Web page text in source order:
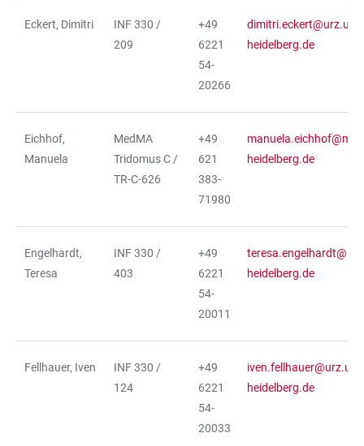
Eckert, Dimitri
INF 330 /
209
+49
6221
54-
20266
dimitri.eckert@urz.uni-
heidelberg.de
Eichhof,
Manuela
MedMA
Tridomus C /
TR-C-626
+49
621
383-
71980
heidelberg.de
Engelhardt,
Teresa
INF 330 /
403
+49
6221
54-
20011
heidelberg.de
Fellhauer, Iven
INF 330 /
124
+49
6221
54-
20033
iven.fellhauer@urz.uni-
heidelberg.de